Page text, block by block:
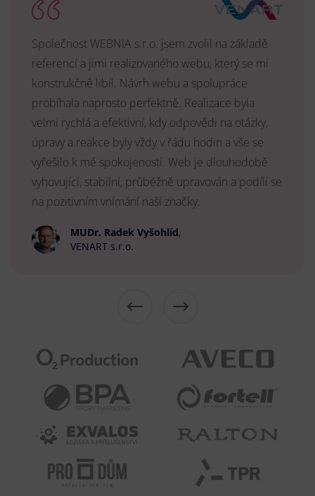
Společnost WEBNIA s.r.o. jsem zvolil na základě
referencí a jimi realizovaného webu, který se mi
konstrukčně libíl. Návrh webu a spolupráce
probíhala naprosto perfektně. Realizace byla
velmi rychlá a efektivní, kdy odpovědi na otázky,
úpravy a reakce byly vždy v řádu hodin a vše se
vyřešilo k mé spokojenosti. Web je dlouhodobě
vyhovující, stabilní, průběžně upravován a podílí se
na pozitivním vnímání naší značky.
MUDr. Radek Vyšohlíd,
VENART s.r.o.